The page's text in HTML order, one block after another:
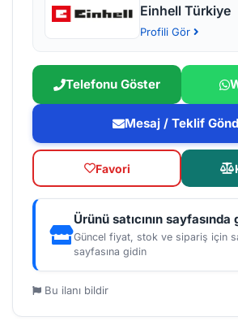
Einhell Türkiye
Profili Gör
Telefonu Göster
Mesaj / Teklif
Favori
Ürünü satıcının
Güncel fiyat, stok ve sipariş için
sayfasına gidin
Bu ilanı bildir